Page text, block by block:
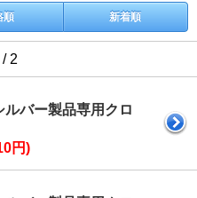
順 新着順
2
ルバー製品専用クロ
円)